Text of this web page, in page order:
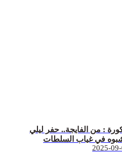
: من الفايجة.. حفر ليلي
في غياب السلطات
2025-